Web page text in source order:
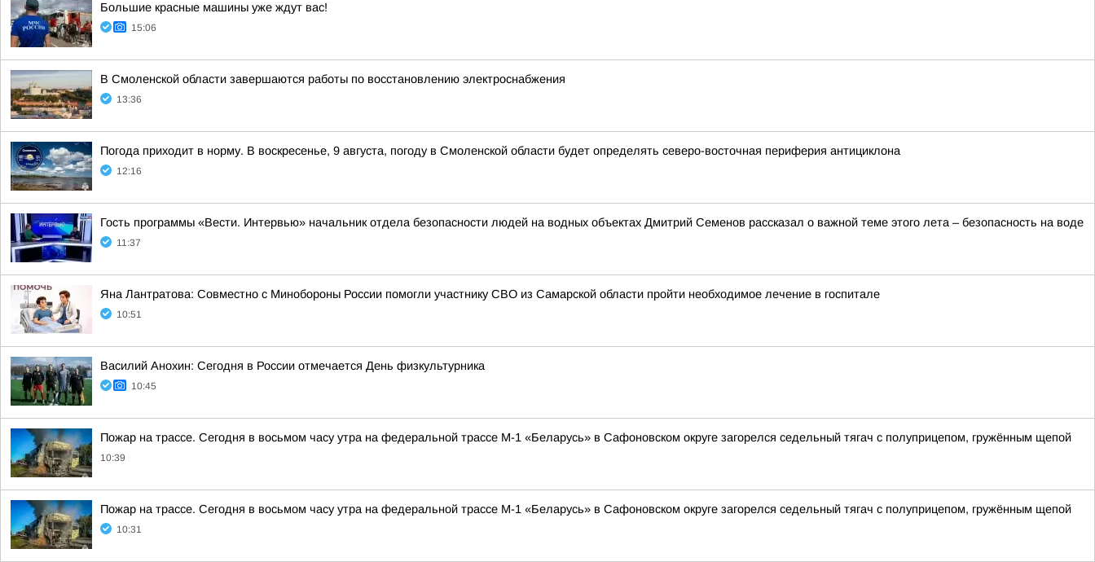
Большие красные машины уже ждут вас!
15:06
В Смоленской области завершаются работы по восстановлению электроснабжения
13:36
Погода приходит в норму. В воскресенье, 9 августа, погоду в Смоленской области будет определять северо-восточная периферия антициклона
12:16
Гость программы «Вести. Интервью» начальник отдела безопасности людей на водных объектах Дмитрий Семенов рассказал о важной теме этого лета – безопасность на воде
11:37
Яна Лантратова: Совместно с Минобороны России помогли участнику СВО из Самарской области пройти необходимое лечение в госпитале
10:51
Василий Анохин: Сегодня в России отмечается День физкультурника
10:45
Пожар на трассе. Сегодня в восьмом часу утра на федеральной трассе М-1 «Беларусь» в Сафоновском округе загорелся седельный тягач с полуприцепом, гружённым щепой
10:39
Пожар на трассе. Сегодня в восьмом часу утра на федеральной трассе М-1 «Беларусь» в Сафоновском округе загорелся седельный тягач с полуприцепом, гружённым щепой
10:31